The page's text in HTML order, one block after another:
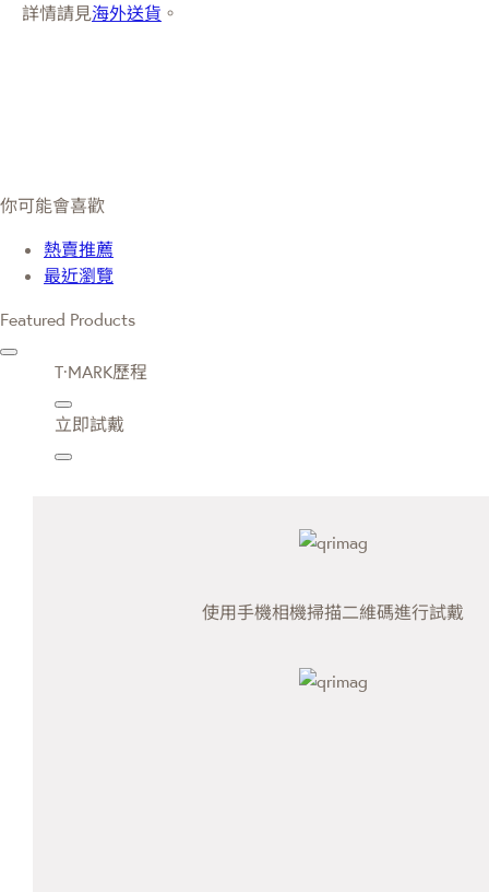
詳情請見海外送貨 。
你可能會喜歡
熱賣推薦
最近瀏覽
Featured Products
T·MARK歷程
立即試戴
使用手機相機掃描二維碼進行試戴